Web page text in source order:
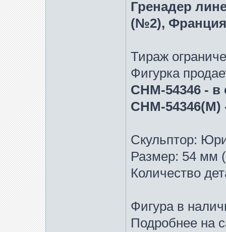
Гренадер
(№2), Франция
Тираж
Фигурка
CHM-54346 -
CHM-
Скульптор:
Размер: 54 мм
Количество
Фигура в
Подробнее на